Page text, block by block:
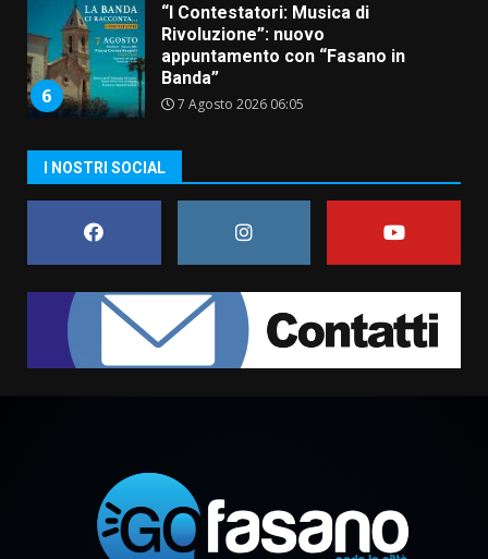
6
“I Contestatori: Musica di
Rivoluzione”: nuovo
appuntamento con “Fasano in
Banda”
7 Agosto 2026 06:05
amarezza per esclusione dal
campionato di calcio”
7 Agosto 2026 06:00
1
Grande successo per la “Sagra
del Pesce Spada” a Savelletri
9 Agosto 2026 07:32
ottenere l’iscrizione
8 Agosto 2026 19:55
I NOSTRI SOCIAL